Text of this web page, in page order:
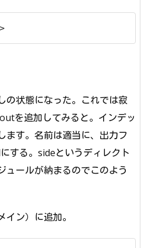
の状態になった。これでは寂
を追加してみると。インデッ
ます。名前は適当に、出力フ
する。sideというディレクト
ュールが納まるのでこのよう
ン）に追加。